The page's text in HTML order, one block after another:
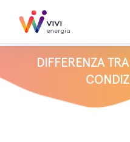
DIFFERENZA